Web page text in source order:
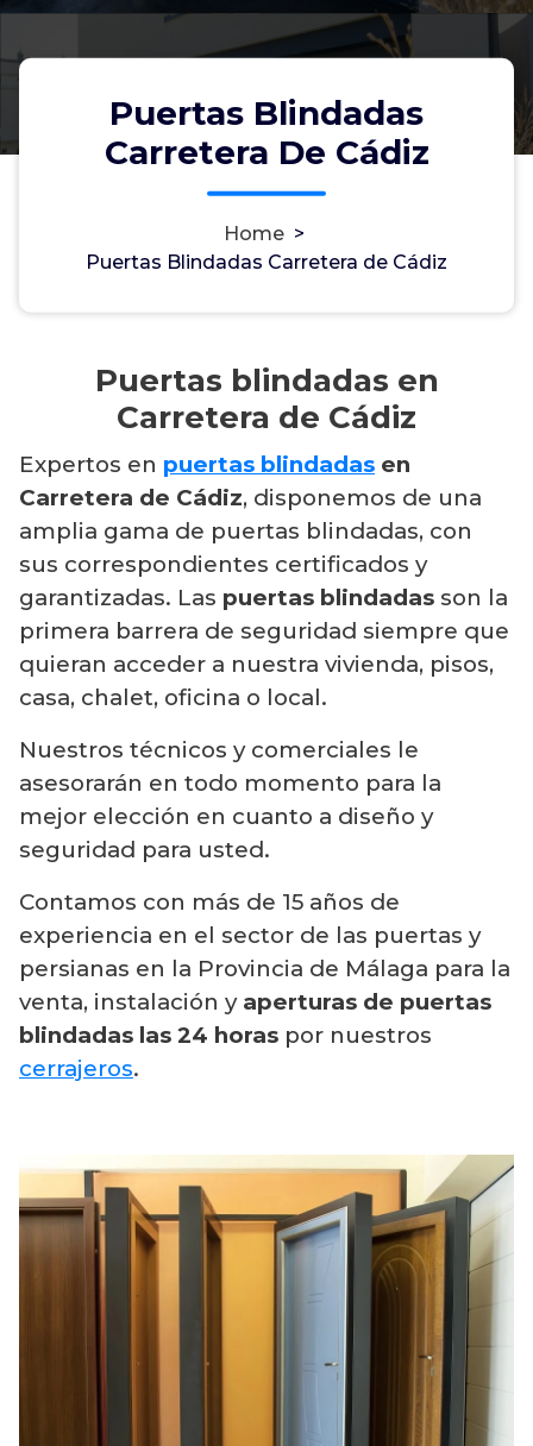
Puertas Blindadas
Carretera De Cádiz
Home >
Puertas Blindadas Carretera de Cádiz
Puertas blindadas en
Carretera de Cádiz
Expertos en puertas blindadas en
Carretera de Cádiz, disponemos de una
amplia gama de puertas blindadas, con
sus correspondientes certificados y
garantizadas. Las puertas blindadas son la
primera barrera de seguridad siempre que
quieran acceder a nuestra vivienda, pisos,
casa, chalet, oficina o local.
Nuestros técnicos y comerciales le
asesorarán en todo momento para la
mejor elección en cuanto a diseño y
seguridad para usted.
Contamos con más de 15 años de
experiencia en el sector de las puertas y
persianas en la Provincia de Málaga para la
venta, instalación y aperturas de puertas
blindadas las 24 horas por nuestros
cerrajeros.